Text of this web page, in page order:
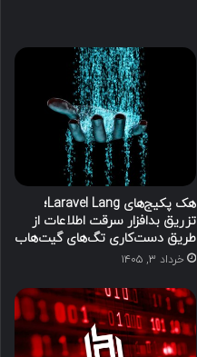
هک پکیج‌های Laravel Lang؛
تزریق بدافزار سرقت اطلاعات از
طریق دست‌کاری تگ‌های گیت‌هاب
خرداد ۳, ۱۴۰۵